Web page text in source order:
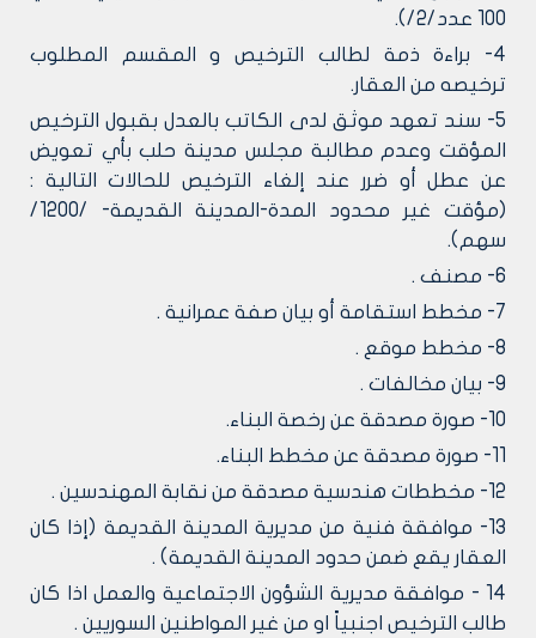
100 عدد/2/).
4- براءة ذمة لطالب الترخيص و المقسم المطلوب
ترخيصه من العقار.
5- سند تعهد موثق لدى الكاتب بالعدل بقبول الترخيص
المؤقت وعدم مطالبة مجلس مدينة حلب بأي تعويض
عن عطل أو ضرر عند إلغاء الترخيص للحالات التالية :
(مؤقت غير محدود المدة-المدينة القديمة- /1200/
سهم).
6- مصنف .
7- مخطط استقامة أو بيان صفة عمرانية .
8- مخطط موقع .
9- بيان مخالفات .
10- صورة مصدقة عن رخصة البناء.
11- صورة مصدقة عن مخطط البناء.
12- مخططات هندسية مصدقة من نقابة المهندسين .
13- موافقة فنية من مديرية المدينة القديمة (إذا كان
العقار يقع ضمن حدود المدينة القديمة) .
14 - موافقة مديرية الشؤون الاجتماعية والعمل اذا كان
طالب الترخيص اجنبياً او من غير المواطنين السوريين .